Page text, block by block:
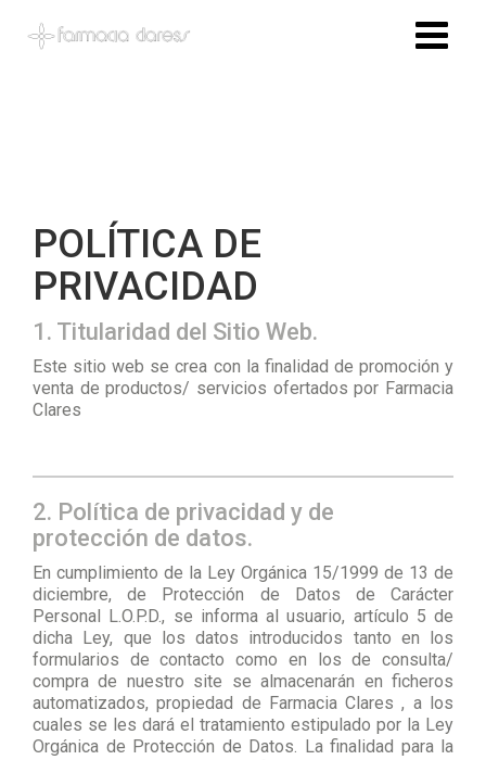
POLÍTICA DE
PRIVACIDAD
1. Titularidad del Sitio Web.
Este sitio web se crea con la finalidad de promoción y
venta de productos/ servicios ofertados por Farmacia
Clares
2. Política de privacidad y de
protección de datos.
En cumplimiento de la Ley Orgánica 15/1999 de 13 de
diciembre, de Protección de Datos de Carácter
Personal L.O.P.D., se informa al usuario, artículo 5 de
dicha Ley, que los datos introducidos tanto en los
formularios de contacto como en los de consulta/
compra de nuestro site se almacenarán en ficheros
automatizados, propiedad de Farmacia Clares , a los
cuales se les dará el tratamiento estipulado por la Ley
Orgánica de Protección de Datos. La finalidad para la